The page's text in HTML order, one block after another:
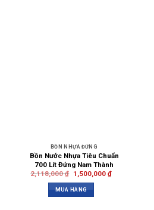
BỒN NHỰA ĐỨNG
Bồn Nước Nhựa Tiêu Chuẩn
700 Lít Đứng Nam Thành
2,118,000₫ 1,500,000 ₫
MUA HÀNG